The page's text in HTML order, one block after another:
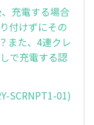
充電する場合
付けずにその
また、4連クレ
で充電する認
SCRNPT1-01)